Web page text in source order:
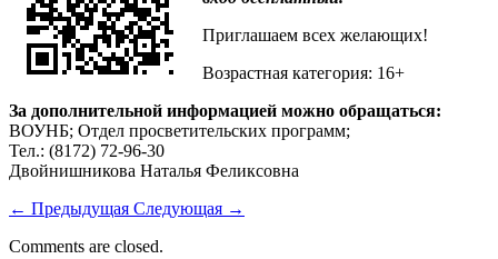
Приглашаем всех желающих!
Возрастная категория: 16+
За дополнительной информацией можно обращаться:
ВОУНБ; Отдел просветительских программ;
Тел.: (8172) 72-96-30
Двойнишникова Наталья Феликсовна
← Предыдущая Следующая →
Comments are closed.